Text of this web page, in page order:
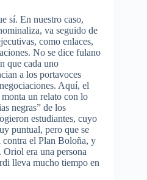
sí. En nuestro caso,
va seguido de
como enlaces,
No se dice fulano
que cada uno
a los portavoces
Aquí, el
un relato con lo
negras” de los
estudiantes, cuyo
puntual, pero que se
el Plan Boloña, y
Oriol era una persona
lleva mucho tiempo en